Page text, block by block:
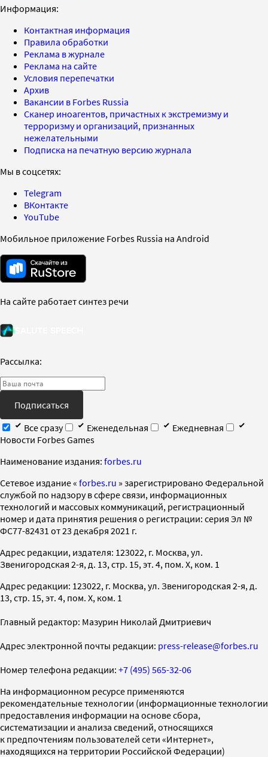
Информация:
Контактная информация
Правила обработки
Реклама в журнале
Реклама на сайте
Условия перепечатки
Архив
Вакансии в Forbes Russia
Сканер иноагентов, причастных к экстремизму и
терроризму и организаций, признанных
нежелательными
Подписка на печатную версию журнала
Мы в соцсетях:
Telegram
ВКонтакте
YouTube
Мобильное приложение Forbes Russia на Android
На сайте работает синтез речи
Рассылка:
Подписаться
Все сразу
Еженедельная
Ежедневная
Новости Forbes Games
Наименование издания: forbes.ru
Cетевое издание « forbes.ru » зарегистрировано Федеральной
службой по надзору в сфере связи, информационных
технологий и массовых коммуникаций, регистрационный
номер и дата принятия решения о регистрации: серия Эл №
ФС77-82431 от 23 декабря 2021 г.
Адрес редакции, издателя: 123022, г. Москва, ул.
Звенигородская 2-я, д. 13, стр. 15, эт. 4, пом. X, ком. 1
Адрес редакции: 123022, г. Москва, ул. Звенигородская 2-я, д.
13, стр. 15, эт. 4, пом. X, ком. 1
Главный редактор: Мазурин Николай Дмитриевич
Адрес электронной почты редакции: press-release@forbes.ru
Номер телефона редакции: +7 (495) 565-32-06
На информационном ресурсе применяются
рекомендательные технологии (информационные технологии
предоставления информации на основе сбора,
систематизации и анализа сведений, относящихся
к предпочтениям пользователей сети «Интернет»,
находящихся на территории Российской Федерации)